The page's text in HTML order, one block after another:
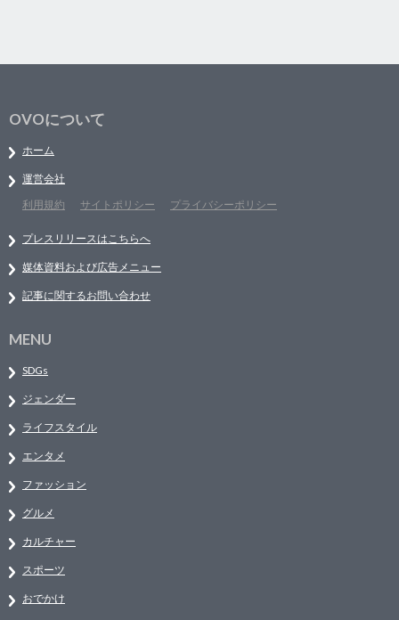
OVOについて
ホーム
運営会社
利用規約
サイトポリシー プライバシーポリシー
プレスリリースはこちらへ
媒体資料および広告メニュー
記事に関するお問い合わせ
MENU
SDGs
ジェンダー
ライフスタイル
エンタメ
ファッション
グルメ
カルチャー
スポーツ
おでかけ